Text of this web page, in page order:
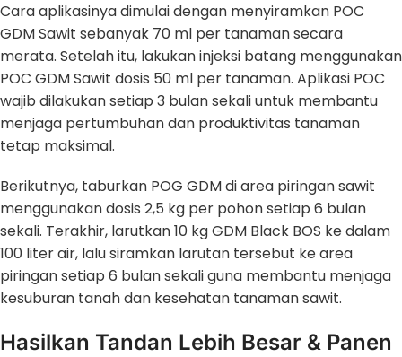
Cara aplikasinya dimulai dengan menyiramkan POC
GDM Sawit sebanyak 70 ml per tanaman secara
merata. Setelah itu, lakukan injeksi batang menggunakan
POC GDM Sawit dosis 50 ml per tanaman. Aplikasi POC
wajib dilakukan setiap 3 bulan sekali untuk membantu
menjaga pertumbuhan dan produktivitas tanaman
tetap maksimal.
Berikutnya, taburkan POG GDM di area piringan sawit
menggunakan dosis 2,5 kg per pohon setiap 6 bulan
sekali. Terakhir, larutkan 10 kg GDM Black BOS ke dalam
100 liter air, lalu siramkan larutan tersebut ke area
piringan setiap 6 bulan sekali guna membantu menjaga
kesuburan tanah dan kesehatan tanaman sawit.
Hasilkan Tandan Lebih Besar & Panen